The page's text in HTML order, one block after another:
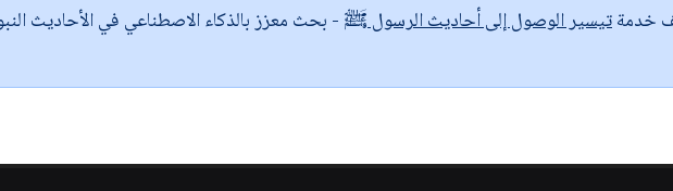
خدمةتيسير الوصول إلى أحاديث الرسول ﷺ - بحث معزز بالذكاء الاصطناعي في الأحاديث